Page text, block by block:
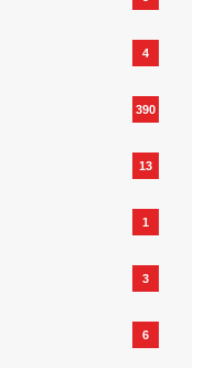
4
390
13
1
3
6